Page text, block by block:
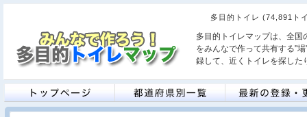
多目的トイレ (74,891ト
多目的トイレマップは、全
をみんなで作って共有する"
録して、近くトイレを探した